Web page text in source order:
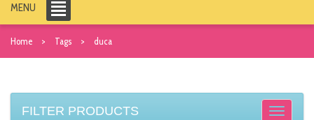
MENU
Home Tags duca
FILTER PRODUCTS